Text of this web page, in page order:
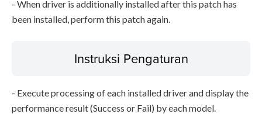
- When driver is additionally installed after this patch has
been installed, perform this patch again.
Instruksi Pengaturan
- Execute processing of each installed driver and display the
performance result (Success or Fail) by each model.